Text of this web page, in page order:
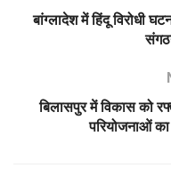
बांग्लादेश में हिंदू विरोधी
बिलासपुर में विकास को
परियोजनाओं